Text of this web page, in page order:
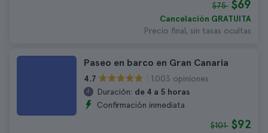
$75 $69
Cancelación GRATUITA
Precio final, sin tasas ocultas
Paseo en barco en Gran Canaria
4.7
1.003 opiniones
Duración: de 4 a 5 horas
Confirmación inmediata
$101 $92